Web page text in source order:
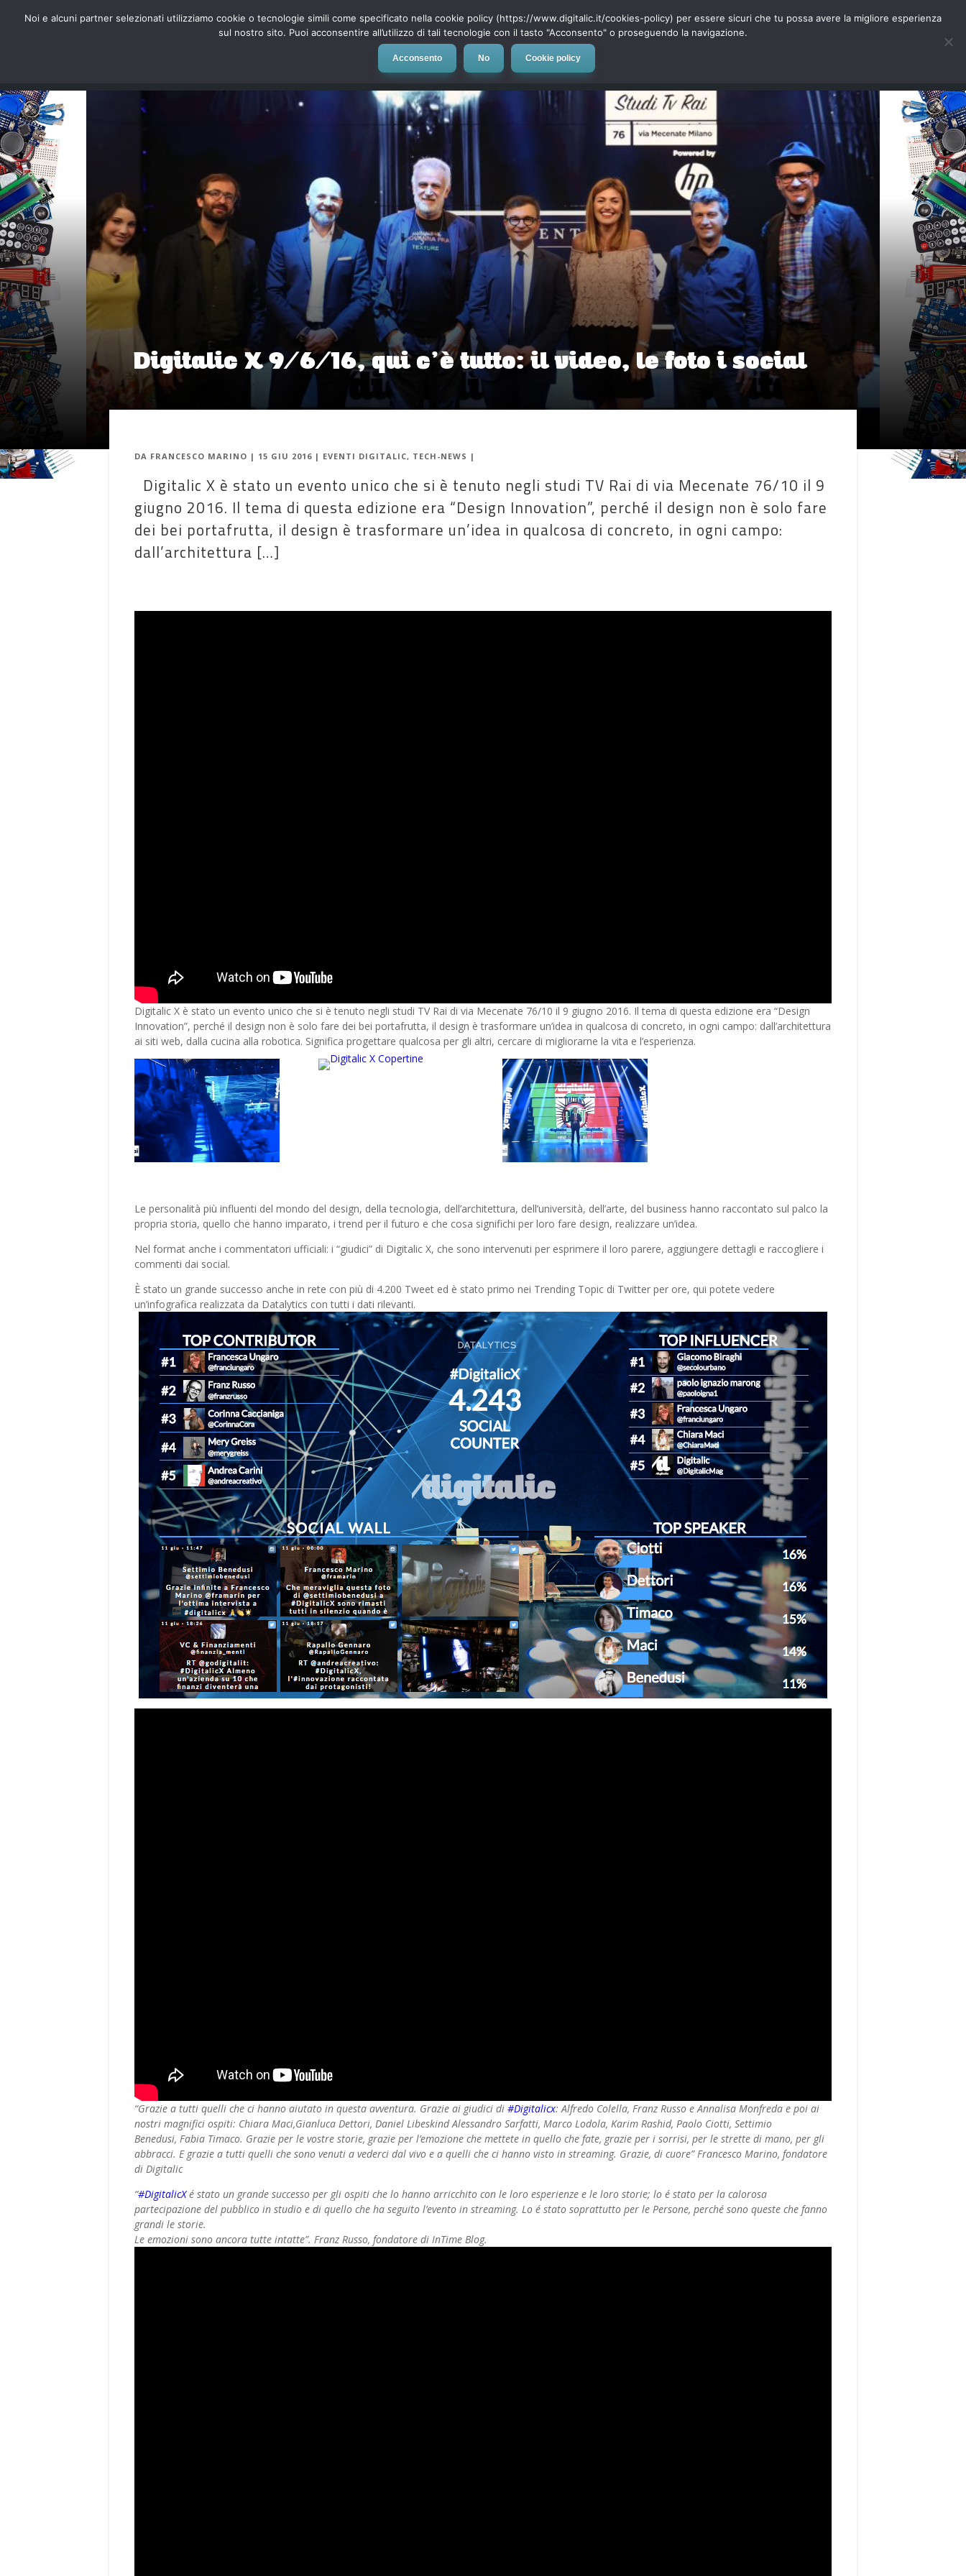
Social Network App Automotive Tech-News
Digitalic X 9/6/16, qui c’è tutto: il video, le foto i social
DA FRANCESCO MARINO | 15 GIU 2016 | EVENTI DIGITALIC, TECH-NEWS |
Digitalic X è stato un evento unico che si è tenuto negli studi TV Rai di via Mecenate 76/10 il 9
giugno 2016. Il tema di questa edizione era “Design Innovation”, perché il design non è solo fare
dei bei portafrutta, il design è trasformare un’idea in qualcosa di concreto, in ogni campo:
dall’architettura […]
Digitalic X è stato un evento unico che si è tenuto negli studi TV Rai di via Mecenate 76/10 il 9 giugno 2016. Il tema di questa edizione era “Design
Innovation”, perché il design non è solo fare dei bei portafrutta, il design è trasformare un’idea in qualcosa di concreto, in ogni campo: dall’architettura
ai siti web, dalla cucina alla robotica. Significa progettare qualcosa per gli altri, cercare di migliorarne la vita e l’esperienza.
Le personalità più influenti del mondo del design, della tecnologia, dell’architettura, dell’università, dell’arte, del business hanno raccontato sul palco la
propria storia, quello che hanno imparato, i trend per il futuro e che cosa significhi per loro fare design, realizzare un’idea.
Nel format anche i commentatori ufficiali: i “giudici” di Digitalic X, che sono intervenuti per esprimere il loro parere, aggiungere dettagli e raccogliere i
commenti dai social.
È stato un grande successo anche in rete con più di 4.200 Tweet ed è stato primo nei Trending Topic di Twitter per ore, qui potete vedere
un’infografica realizzata da Datalytics con tutti i dati rilevanti.
“Grazie a tutti quelli che ci hanno aiutato in questa avventura. Grazie ai giudici di ‪#‎Digitalicx: Alfredo Colella, Franz Russo e Annalisa Monfreda e poi ai
nostri magnifici ospiti: Chiara Maci,Gianluca Dettori, Daniel Libeskind Alessandro Sarfatti, Marco Lodola, Karim Rashid, Paolo Ciotti, Settimio
Benedusi, Fabia Timaco. Grazie per le vostre storie, grazie per l’emozione che mettete in quello che fate, grazie per i sorrisi, per le strette di mano, per gli
abbracci. E grazie a tutti quelli che sono venuti a vederci dal vivo e a quelli che ci hanno visto in streaming. Grazie, di cuore” Francesco Marino, fondatore
di Digitalic
“‪#‎DigitalicXé stato un grande successo per gli ospiti che lo hanno arricchito con le loro esperienze e le loro storie; lo é stato per la calorosa
partecipazione del pubblico in studio e di quello che ha seguito l’evento in streaming. Lo é stato soprattutto per le Persone, perché sono queste che fanno
grandi le storie.
Le emozioni sono ancora tutte intatte”. Franz Russo, fondatore di InTime Blog.
Noi e alcuni partner selezionati utilizziamo cookie o tecnologie simili come specificato nella cookie policy (https://www.digitalic.it/cookies-policy) per essere sicuri che tu possa avere la migliore esperienza
sul nostro sito. Puoi acconsentire all’utilizzo di tali tecnologie con il tasto "Acconsento" o proseguendo la navigazione.
Acconsento No Cookie policy